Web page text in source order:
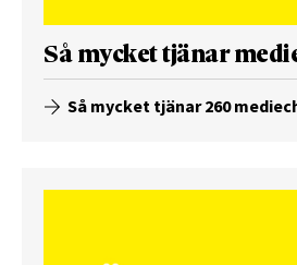
Så mycket tjänar
Så mycket tjänar 260